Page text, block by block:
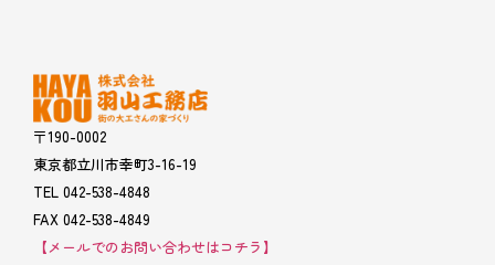
〒190-0002
東京都立川市幸町3-16-19
TEL 042-538-4848
FAX 042-538-4849
【メールでのお問い合わせはコチラ】